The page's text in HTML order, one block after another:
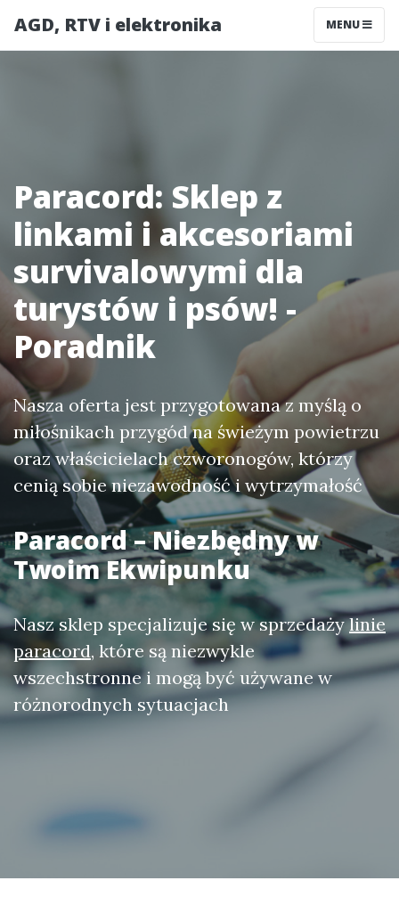
AGD, RTV i elektronika MENU
Paracord: Sklep z
linkami i akcesoriami
survivalowymi dla
turystów i psów! -
Poradnik
Nasza oferta jest przygotowana z myślą o
miłośnikach przygód na świeżym powietrzu
oraz właścicielach czworonogów, którzy
cenią sobie niezawodność i wytrzymałość
Paracord – Niezbędny w
Twoim Ekwipunku
Nasz sklep specjalizuje się w sprzedażylinie
paracord, które są niezwykle
wszechstronne i mogą być używane w
różnorodnych sytuacjach